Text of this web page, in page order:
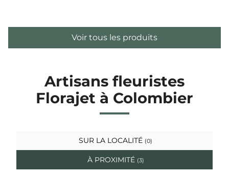
Voir tous les produits
Artisans fleuristes
Florajet à Colombier
SUR LA LOCALITÉ (0)
À PROXIMITÉ (3)